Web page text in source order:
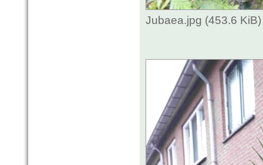
Jubaea.jpg (453.6